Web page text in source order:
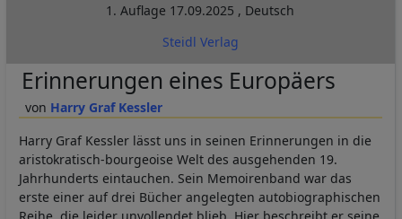
1. Auflage 17.09.2025 , Deutsch
Steidl Verlag
Harry Graf Kessler
Erinnerungen eines Europäers
Harry Graf Kessler lässt uns in seinen Erinnerungen in die
aristokratisch-bourgeoise Welt des ausgehenden 19.
Jahrhunderts eintauchen. Sein Memoirenband war das
erste einer auf drei Bücher angelegten autobiographischen
Reihe, die leider unvollendet blieb. Hier beschreibt er seine